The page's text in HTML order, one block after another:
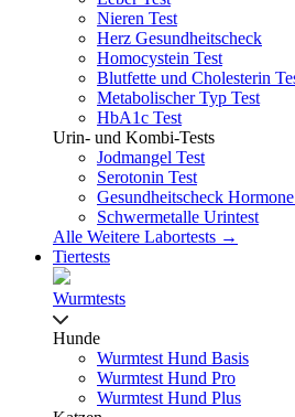
Nieren Test
Herz Gesundheitscheck
Homocystein Test
Blutfette und Cholesterin
Metabolischer Typ Test
HbA1c Test
Urin- und Kombi-Tests
Jodmangel Test
Serotonin Test
Gesundheitscheck
Schwermetalle Urintest
Alle Weitere Labortests →
Tiertests
Wurmtests
Hunde
Wurmtest Hund Basis
Wurmtest Hund Pro
Wurmtest Hund Plus